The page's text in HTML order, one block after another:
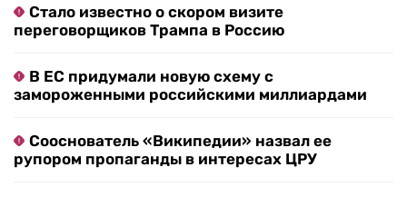
Стало известно о скором визите
переговорщиков Трампа в Россию
В ЕС придумали новую схему с
замороженными российскими миллиардами
Сооснователь «Википедии» назвал ее
рупором пропаганды в интересах ЦРУ